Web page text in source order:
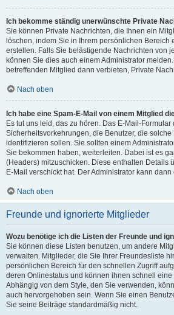
Ich bekomme ständig unerwünschte Private
Sie können Private Nachrichten, die Ihnen ein
löschen, indem Sie in Ihrem persönlichen Bereich
erstellen. Falls Sie belästigende Nachrichten von
können Sie dies auch einem Administrator
betreffenden Mitglied dann verbieten, Private
Nach oben
Ich habe eine Spam-E-Mail von einem Mitglied
Es tut uns leid, das zu hören. Das E-Mail-
Sicherheitsvorkehrungen, die Benutzer, die
identifizieren sollen. Sie sollten einem
Sie bekommen haben, weiterleiten. Dabei ist es
(Headers) mitzuschicken. Diese enthalten Details
E-Mail verschickt hat. Der Administrator kann
Nach oben
Freunde und ignorierte Mitglieder
Wozu benötige ich die Listen der Freunde und
Sie können diese Listen benutzen, um andere
verwalten. Mitglieder, die Sie Ihrer Freundesliste
persönlichen Bereich für den schnellen Zugriff
deren Onlinestatus und können ihnen schnell
Abhängig von dem Style, den Sie verwenden,
auch hervorgehoben sein. Wenn Sie einen
Sie seine Beiträge standardmäßig nicht.